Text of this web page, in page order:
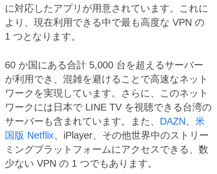
に対応したアプリが用意されています。これに
より、現在利用できる中で最も高度な VPN の
1 つとなります。
60 か国にある合計 5,000 台を超えるサーバー
が利用でき、混雑を避けることで高速なネット
ワークを実現しています。さらに、このネット
ワークには日本で LINE TV を視聴できる台湾の
サーバーも含まれています。また、 DAZN、 米
国版 Netflix、iPlayer、その他世界中のストリー
ミングプラットフォームにアクセスできる、数
少ない VPN の 1 つでもあります。